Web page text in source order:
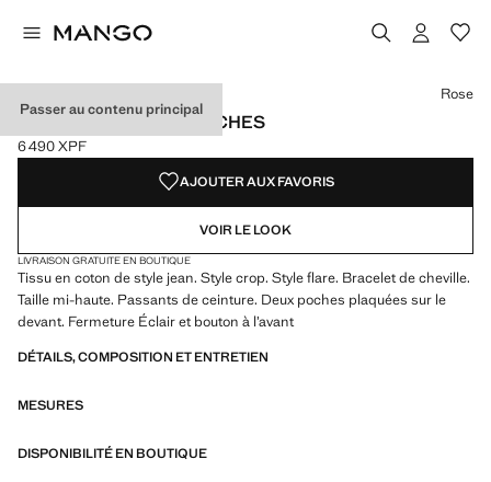
Passer au contenu principal
JEAN FLARE CROP POCHES
Prix actuel [6 490 XPF ]
6 490 XPF
Choisissez une couleur
Rose
AJOUTER AUX FAVORIS
VOIR LE LOOK
LIVRAISON GRATUITE EN BOUTIQUE
Tissu en coton de style jean. Style crop. Style flare. Bracelet de cheville.
Taille mi-haute. Passants de ceinture. Deux poches plaquées sur le
devant. Fermeture Éclair et bouton à l’avant
DÉTAILS, COMPOSITION ET ENTRETIEN
MESURES
DISPONIBILITÉ EN BOUTIQUE